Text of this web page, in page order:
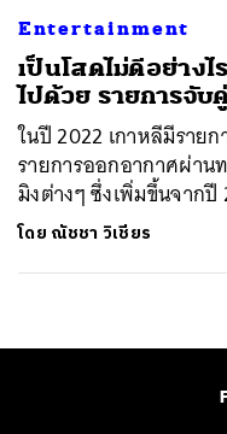
Entertainment
เป็นโสดไม่ดีอย่างไ
ไปด้วย รายการจั
ในปี 2022 เกาหลีมีราย
รายการออกอากาศผ่า
มิงต่างๆ ซึ่งเพิ่มขึ้นจากปี
โดย ณัชชา วิเชียร